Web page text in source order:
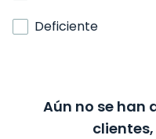
Deficiente
Aún no se han